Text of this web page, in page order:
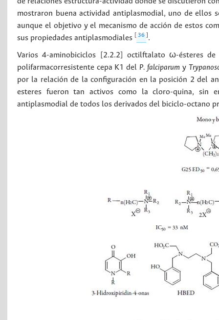
mostraron buena actividad antiplasmodial, uno de ellos
aunque el objetivo y el mecanismo de acción de estos
sus propiedades antiplasmodiales
36 .
Varios 4-aminobiciclos [2.2.2] octilftalato ω-ésteres
polifarmacorresistente cepa K1 del P. falciparum y
por la relación de la configuración en la posición 2 del
esteres fueron tan activos como la cloro-quina, sin
antiplasmodial de todos los derivados del biciclo-octano